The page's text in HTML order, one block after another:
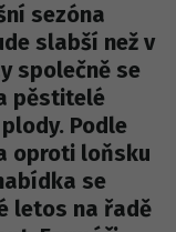
sezóna
slabší než v
společně se
pěstitelé
Podle
oproti loňsku
se
letos na řadě